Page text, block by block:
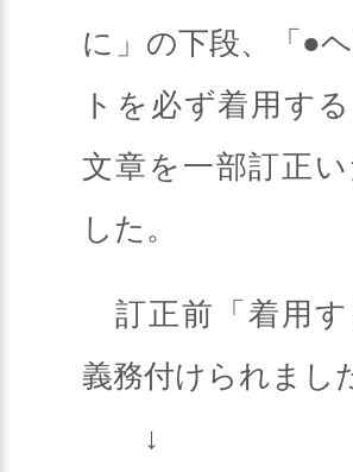
に」の下段、「●
トを必ず着用す
文章を一部訂正い
した。
訂正前「着用す
義務付けられまし
↓